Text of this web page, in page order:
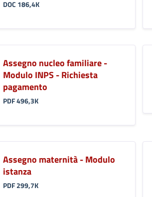
DOC 186,4K
Assegno nucleo familiare -
Modulo INPS - Richiesta
pagamento
PDF 496,3K
Assegno maternità - Modulo
istanza
PDF 299,7K